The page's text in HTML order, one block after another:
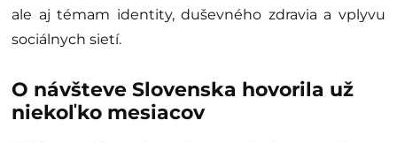
ale aj témam identity, duševného zdravia a vplyvu
sociálnych sietí.
O návšteve Slovenska hovorila už
niekoľko mesiacov